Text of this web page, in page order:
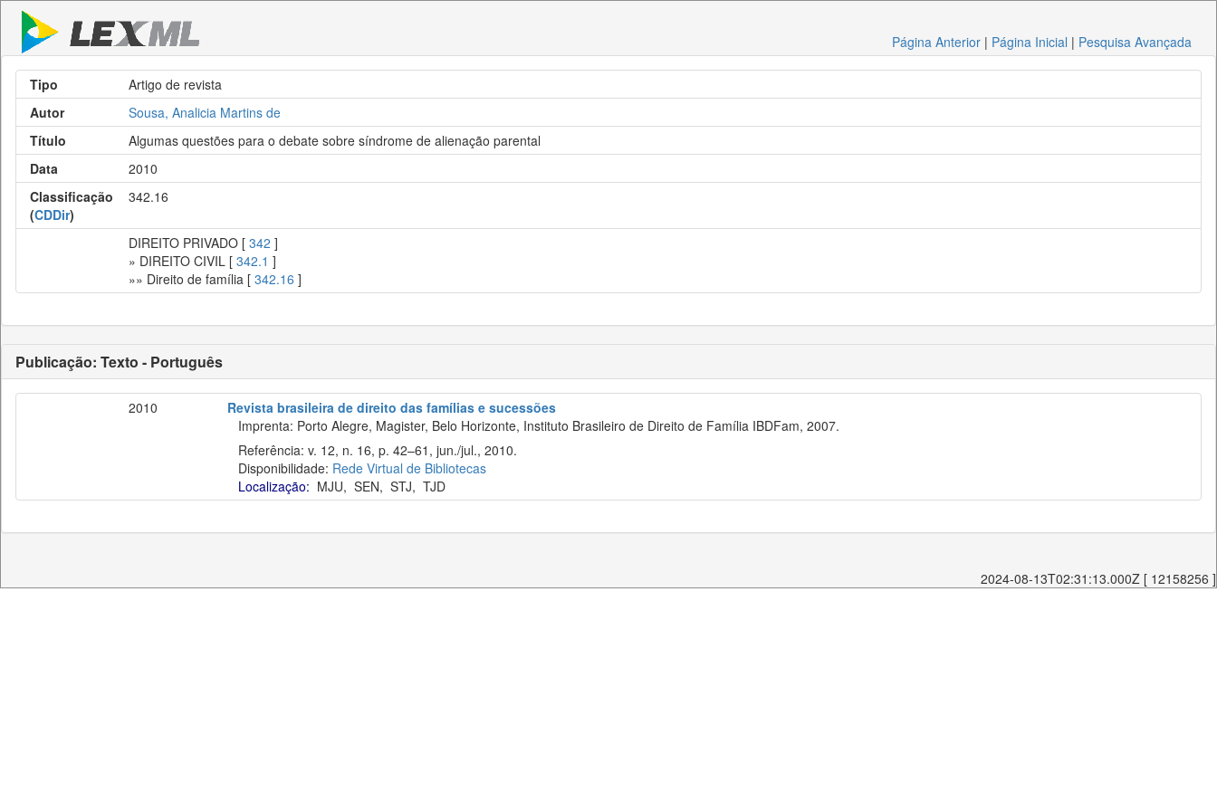
Página Anterior | Página Inicial | Pesquisa Avançada
Tipo
Artigo de revista
Autor
Sousa, Analicia Martins de
Título
Algumas questões para o debate sobre síndrome de alienação parental
Data
2010
Classificação
(CDDir)
342.16
DIREITO PRIVADO [ 342 ]
» DIREITO CIVIL [ 342.1 ]
»» Direito de família [ 342.16 ]
Publicação: Texto - Português
2010
Revista brasileira de direito das famílias e sucessões
Imprenta: Porto Alegre, Magister, Belo Horizonte, Instituto Brasileiro de Direito de Família IBDFam, 2007.
Referência: v. 12, n. 16, p. 42–61, jun./jul., 2010.
Disponibilidade: Rede Virtual de Bibliotecas
Localização: MJU, SEN, STJ, TJD
2024-08-13T02:31:13.000Z [ 12158256 ]